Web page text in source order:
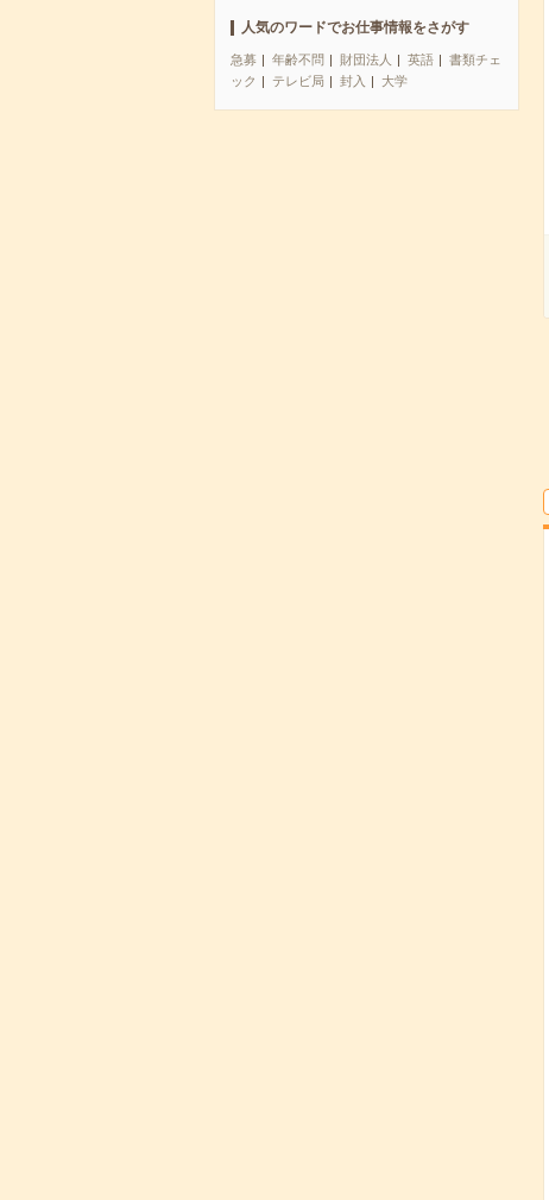
人気のワードでお仕事情報をさがす
急募 年齢不問 財団法人 英語
書類チェ
ック
テレビ局 封入 大学